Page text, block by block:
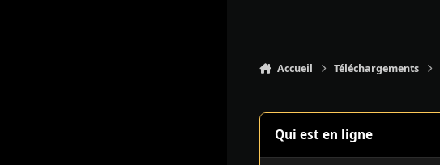
Accueil Téléchargements
Qui est en ligne